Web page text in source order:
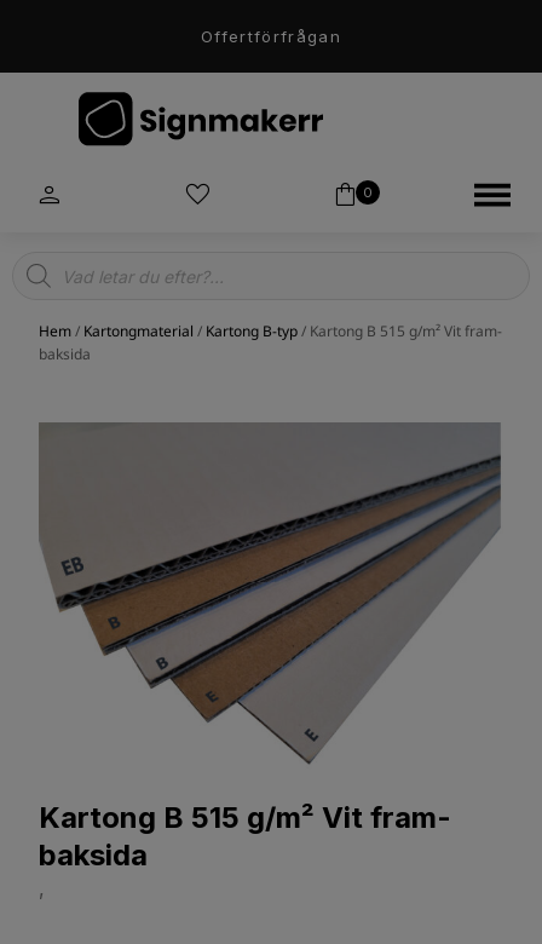
Offertförfrågan
0
Products
search
Hem/ Kartongmaterial / Kartong B-typ/ Kartong B 515 g/m² Vit fram-
baksida
Kartong B 515 g/m² Vit fram-
baksida
,